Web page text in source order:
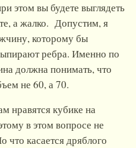
этом вы будете выглядеть
а жалко. Допустим, я
которому бы
ребра. Именно по
должна понимать, что
не 60, а 70.
нравятся кубике на
в этом вопросе не
что касается дряблого